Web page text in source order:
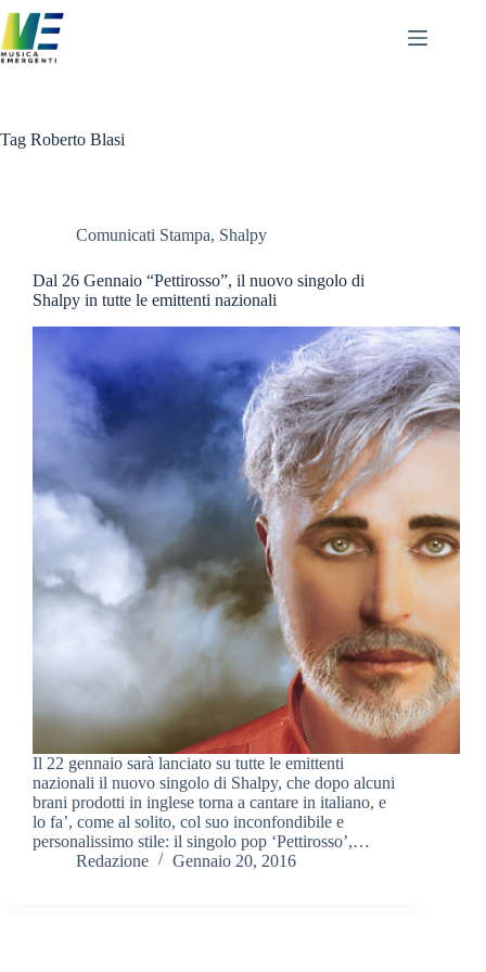
al
contenuto
Tag Roberto Blasi
Comunicati Stampa, Shalpy
Dal 26 Gennaio “Pettirosso”, il nuovo singolo di
Shalpy in tutte le emittenti nazionali
Il 22 gennaio sarà lanciato su tutte le emittenti
nazionali il nuovo singolo di Shalpy, che dopo alcuni
brani prodotti in inglese torna a cantare in italiano, e
lo fa’, come al solito, col suo inconfondibile e
personalissimo stile: il singolo pop ‘Pettirosso’,…
Redazione
Gennaio 20, 2016